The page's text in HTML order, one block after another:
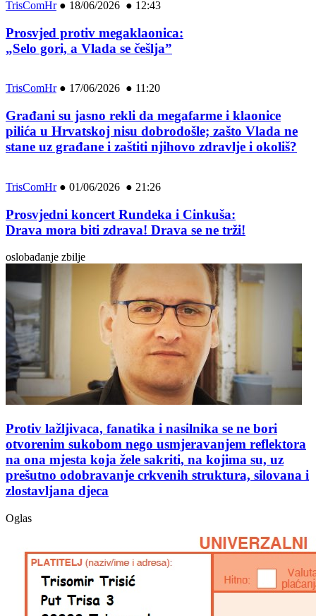
TrisComHr● 18/06/2026 ● 12:43
Prosvjed protiv megaklaonica:
„Selo gori, a Vlada se češlja”
TrisComHr● 17/06/2026 ● 11:20
Građani su jasno rekli da megafarme i klaonice
pilića u Hrvatskoj nisu dobrodošle; zašto Vlada ne
stane uz građane i zaštiti njihovo zdravlje i okoliš?
TrisComHr● 01/06/2026 ● 21:26
Prosvjedni koncert Rundeka i Cinkuša:
Drava mora biti zdrava! Drava se ne trži!
oslobađanje zbilje
Protiv lažljivaca, fanatika i nasilnika se ne bori
otvorenim sukobom nego usmjeravanjem reflektora
na ona mjesta koja žele sakriti, na kojima su, uz
prešutno odobravanje crkvenih struktura, silovana i
zlostavljana djeca
Oglas